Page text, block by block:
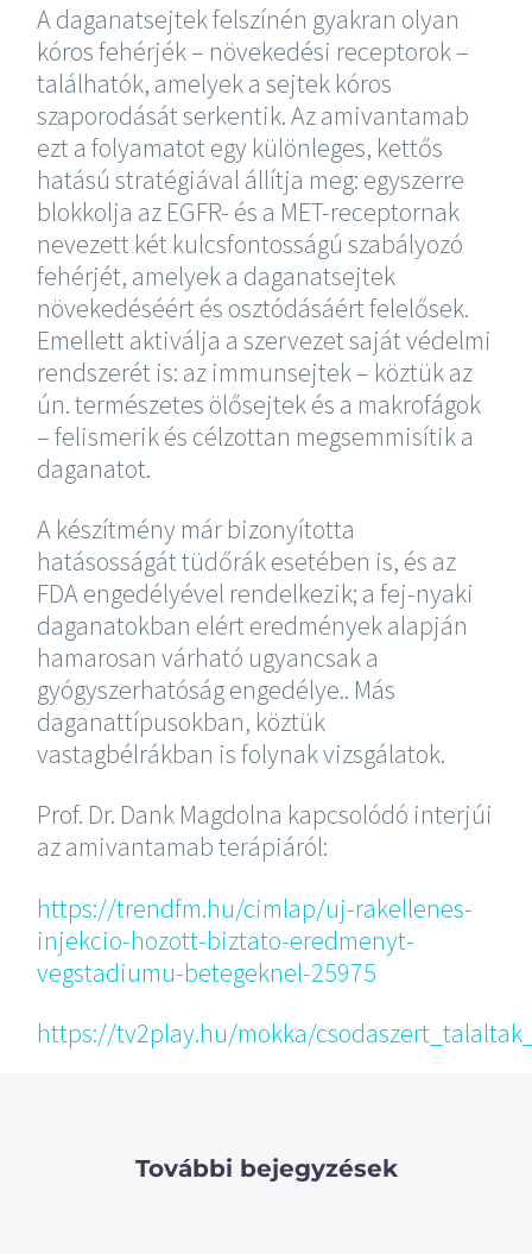
A daganatsejtek felszínén gyakran olyan
kóros fehérjék – növekedési receptorok –
találhatók, amelyek a sejtek kóros
szaporodását serkentik. Az amivantamab
ezt a folyamatot egy különleges, kettős
hatású stratégiával állítja meg: egyszerre
blokkolja az EGFR- és a MET-receptornak
nevezett két kulcsfontosságú szabályozó
fehérjét, amelyek a daganatsejtek
növekedéséért és osztódásáért felelősek.
Emellett aktiválja a szervezet saját védelmi
rendszerét is: az immunsejtek – köztük az
ún. természetes ölősejtek és a makrofágok
– felismerik és célzottan megsemmisítik a
daganatot.
A készítmény már bizonyította
hatásosságát tüdőrák esetében is, és az
FDA engedélyével rendelkezik; a fej-nyaki
daganatokban elért eredmények alapján
hamarosan várható ugyancsak a
gyógyszerhatóság engedélye.. Más
daganattípusokban, köztük
vastagbélrákban is folynak vizsgálatok.
Prof. Dr. Dank Magdolna kapcsolódó interjúi
az amivantamab terápiáról:
https://trendfm.hu/cimlap/uj-rakellenes-
injekcio-hozott-biztato-eredmenyt-
vegstadiumu-betegeknel-25975
https://tv2play.hu/mokka/
További bejegyzések